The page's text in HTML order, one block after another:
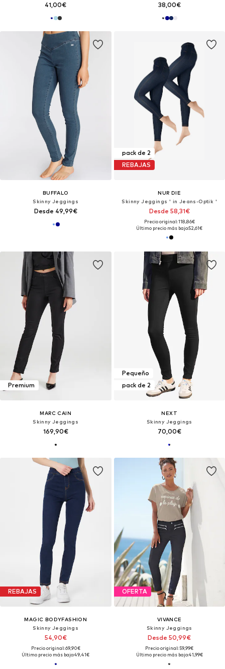
41,00€ 38,00€
BUFFALO
Skinny Jeggings
Desde 49,99€
pack de 2
REBAJAS
NUR DIE
Skinny Jeggings ' in Jeans-Optik '
Desde 58,31€
Precio original: 118,86€
Último precio más bajo:52,61€
Premium
MARC CAIN
Skinny Jeggings
169,90€
Pequeño
pack de 2
NEXT
Skinny Jeggings
70,00€
REBAJAS
MAGIC BODYFASHION
Skinny Jeggings
54,90€
Precio original: 69,90€
Último precio más bajo:49,41€
OFERTA
VIVANCE
Skinny Jeggings
Desde 50,99€
Precio original: 59,99€
Último precio más bajo:41,99€